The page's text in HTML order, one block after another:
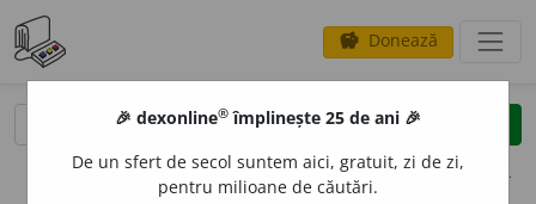
savings Donează
clear
opțiuni
🎉 dexonline® împlinește 25 de ani 🎉
De un sfert de secol suntem aici, gratuit, zi de zi,
pentru milioane de căutări.